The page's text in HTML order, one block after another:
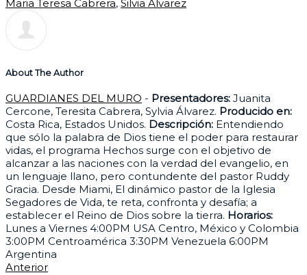
Maria Teresa Cabrera, Silvia Álvarez
About The Author
GUARDIANES DEL MURO - Presentadores: Juanita
Cercone, Teresita Cabrera, Sylvia Álvarez. Producido en:
Costa Rica, Estados Unidos. Descripción: Entendiendo
que sólo la palabra de Dios tiene el poder para restaurar
vidas, el programa Hechos surge con el objetivo de
alcanzar a las naciones con la verdad del evangelio, en
un lenguaje llano, pero contundente del pastor Ruddy
Gracia. Desde Miami, El dinámico pastor de la Iglesia
Segadores de Vida, te reta, confronta y desafía; a
establecer el Reino de Dios sobre la tierra. Horarios:
Lunes a Viernes 4:00PM USA Centro, México y Colombia
3:00PM Centroamérica 3:30PM Venezuela 6:00PM
Argentina
Anterior